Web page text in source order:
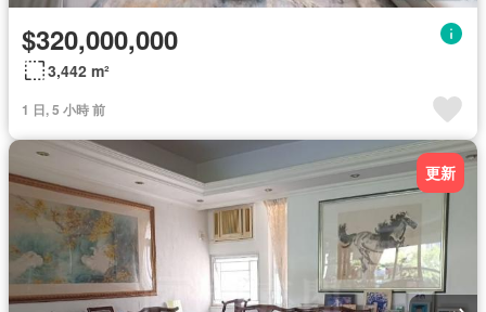
$320,000,000
3,442 m²
1 日, 5 小時 前
更新